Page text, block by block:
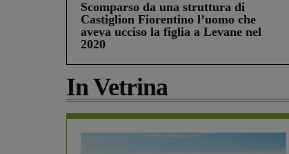
Scomparso da una struttura di
Castiglion Fiorentino l’uomo che
aveva ucciso la figlia a Levane nel
2020
In Vetrina